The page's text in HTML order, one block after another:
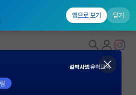
앱으로 보기 닫기